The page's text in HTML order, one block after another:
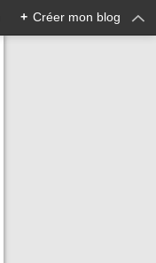
+ Créer mon blog